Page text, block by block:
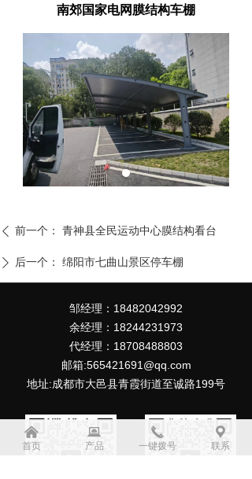
ꄴ 前一个： 青神县全民运动中心膜结构看台
ꄲ 后一个： 绵阳市七曲山景区停车棚
南郊国家电网膜结构车棚
낀
首页
뀵
产品
끅
一键拨号
끇
联系
邹经理：18482042992
余经理：18244231973
代经理：18708488803
邮箱:565421691@qq.com
地址:成都市大邑县青霞街道至诚路199号